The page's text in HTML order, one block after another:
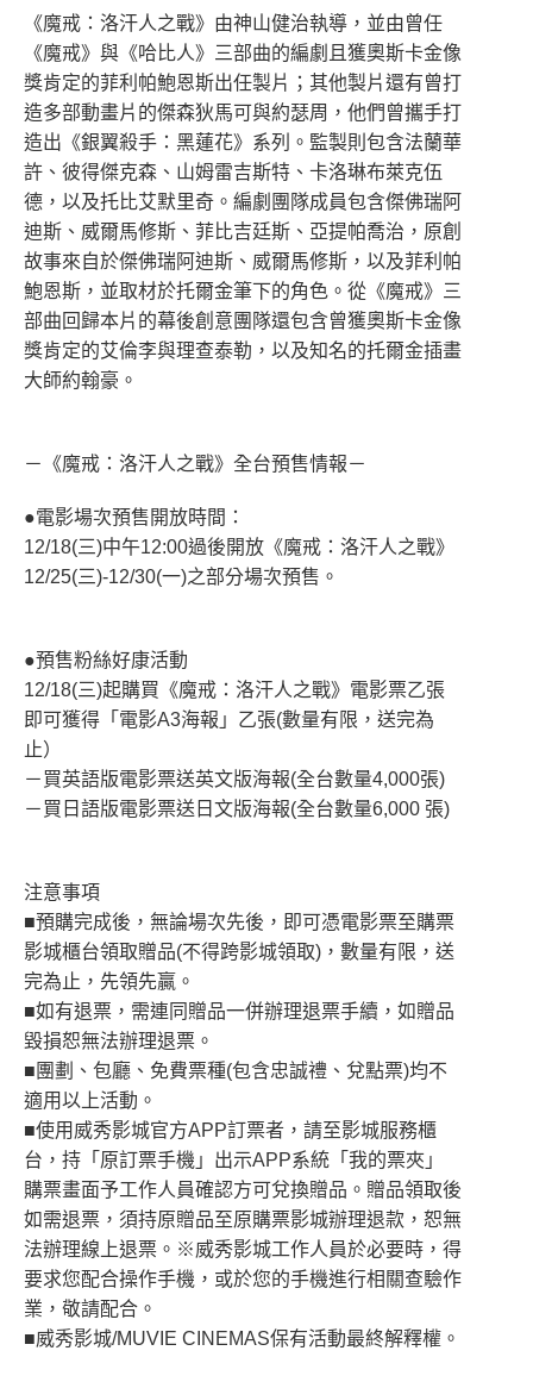
《魔戒：洛汗人之戰》由神山健治執導，並由曾任
《魔戒》與《哈比人》三部曲的編劇且獲奧斯卡金像
獎肯定的菲利帕鮑恩斯出任製片；其他製片還有曾打
造多部動畫片的傑森狄馬可與約瑟周，他們曾攜手打
造出《銀翼殺手：黑蓮花》系列。監製則包含法蘭華
許、彼得傑克森、山姆雷吉斯特、卡洛琳布萊克伍
德，以及托比艾默里奇。編劇團隊成員包含傑佛瑞阿
迪斯、威爾馬修斯、菲比吉廷斯、亞提帕喬治，原創
故事來自於傑佛瑞阿迪斯、威爾馬修斯，以及菲利帕
鮑恩斯，並取材於托爾金筆下的角色。從《魔戒》三
部曲回歸本片的幕後創意團隊還包含曾獲奧斯卡金像
獎肯定的艾倫李與理查泰勒，以及知名的托爾金插畫
大師約翰豪。
－《魔戒：洛汗人之戰》全台預售情報－
●電影場次預售開放時間：
12/18(三)中午12:00過後開放《魔戒：洛汗人之戰》
12/25(三)-12/30(一)之部分場次預售。
●預售粉絲好康活動
12/18(三)起購買《魔戒：洛汗人之戰》電影票乙張
即可獲得「電影A3海報」乙張(數量有限，送完為
止）
－買英語版電影票送英文版海報(全台數量4,000張)
－買日語版電影票送日文版海報(全台數量6,000 張)
注意事項
■預購完成後，無論場次先後，即可憑電影票至購票
影城櫃台領取贈品(不得跨影城領取)，數量有限，送
完為止，先領先贏。
■如有退票，需連同贈品一併辦理退票手續，如贈品
毀損恕無法辦理退票。
■團劃、包廳、免費票種(包含忠誠禮、兌點票)均不
適用以上活動。
■使用威秀影城官方APP訂票者，請至影城服務櫃
台，持「原訂票手機」出示APP系統「我的票夾」
購票畫面予工作人員確認方可兌換贈品。贈品領取後
如需退票，須持原贈品至原購票影城辦理退款，恕無
法辦理線上退票。※威秀影城工作人員於必要時，得
要求您配合操作手機，或於您的手機進行相關查驗作
業，敬請配合。
■威秀影城/MUVIE CINEMAS保有活動最終解釋權。